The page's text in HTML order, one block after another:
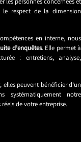
les personnes concernées et
le respect de la dimension
en interne, nous
d’enquêtes. Elle permet à
: entretiens, analyse,
peuvent bénéficier d’un
systématiquement notre
de votre entreprise.